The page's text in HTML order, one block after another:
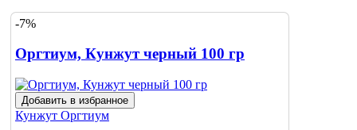
-7%
Оргтиум, Кунжут черный 100 гр
Добавить в избранное
Кунжут Оргтиум